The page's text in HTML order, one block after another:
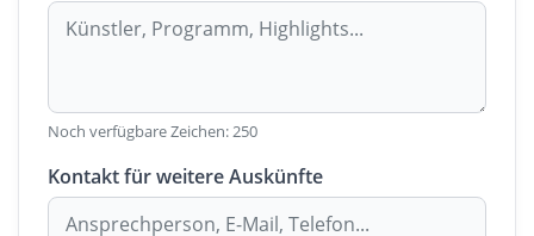
Noch verfügbare Zeichen:250
Kontakt für weitere Auskünfte